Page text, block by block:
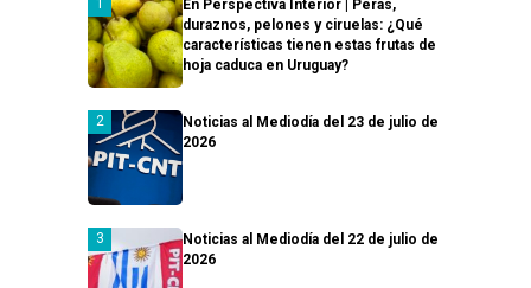
En Perspectiva Interior | Peras,
duraznos, pelones y ciruelas: ¿Qué
características tienen estas frutas de
hoja caduca en Uruguay?
Noticias al Mediodía del 23 de julio de
2026
Noticias al Mediodía del 22 de julio de
2026